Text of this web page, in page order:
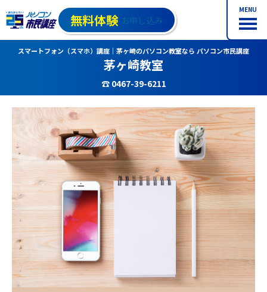
MENU
無料体験 お申し込み
スマートフォン（スマホ）講座｜茅ヶ崎のパソコン教室なら パソコン市民講座
茅ヶ崎教室
☎ 0467-39-6211